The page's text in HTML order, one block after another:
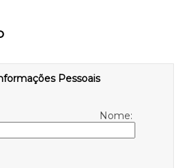
Pessoais
Nome: